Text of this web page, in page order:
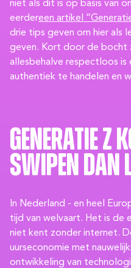
niet als dit is op basis van
eerdereen artikel
drie tips geven om hier als
geven. Kort door de bocht
allesbehalve respectloos is
authentiek te handelen en
Generatie Z
swipen dan
In Nederland - en heel
tijd van welvaart. Het is de
niet kent zonder internet.
uurseconomie met
ontwikkeling van